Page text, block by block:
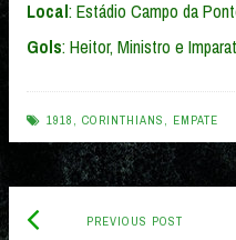
Local: Estádio Campo da
Gols: Heitor, Ministro e
1918 CORINTHIANS EMPATE
Post
PREVIOUS POSTPrevious